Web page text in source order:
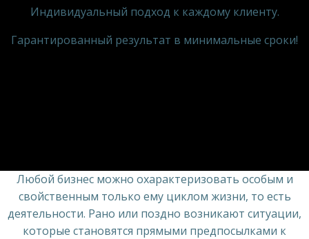
Индивидуальный подход к каждому клиенту.
Гарантированный результат в минимальные сроки!
Любой бизнес можно охарактеризовать особым и
свойственным только ему циклом жизни, то есть
деятельности. Рано или поздно возникают ситуации,
которые становятся прямыми предпосылками к